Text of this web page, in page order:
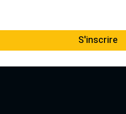
S'inscrire